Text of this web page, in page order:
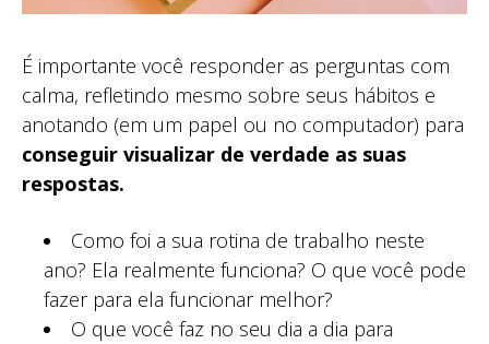
É importante você responder as perguntas com
calma, refletindo mesmo sobre seus hábitos e
anotando (em um papel ou no computador) para
conseguir visualizar de verdade as suas
respostas.
Como foi a sua rotina de trabalho neste
ano? Ela realmente funciona? O que você pode
fazer para ela funcionar melhor?
O que você faz no seu dia a dia para